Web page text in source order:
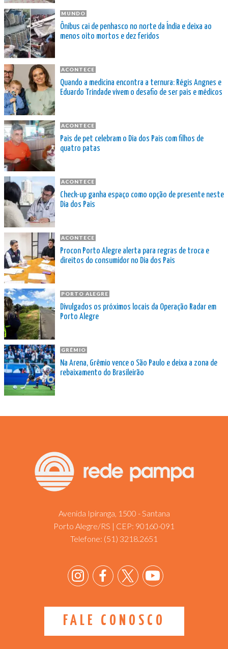
MUNDO
Ônibus cai de penhasco no norte da Índia e deixa ao
menos oito mortos e dez feridos
ACONTECE
Quando a medicina encontra a ternura: Régis Angnes e
Eduardo Trindade vivem o desafio de ser pais e médicos
ACONTECE
Pais de pet celebram o Dia dos Pais com filhos de
quatro patas
ACONTECE
Check-up ganha espaço como opção de presente neste
Dia dos Pais
ACONTECE
Procon Porto Alegre alerta para regras de troca e
direitos do consumidor no Dia dos Pais
PORTO ALEGRE
Divulgados os próximos locais da Operação Radar em
Porto Alegre
GRÊMIO
Na Arena, Grêmio vence o São Paulo e deixa a zona de
rebaixamento do Brasileirão
Avenida Ipiranga, 1500 - Santana
Porto Alegre/RS | CEP: 90160-091
Telefone: (51) 3218.2651
FALE CONOSCO